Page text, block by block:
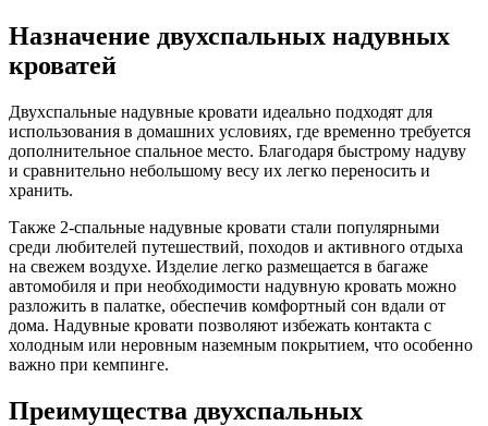
Назначение двухспальных надувных
кроватей
Двухспальные надувные кровати идеально подходят для
использования в домашних условиях, где временно требуется
дополнительное спальное место. Благодаря быстрому надуву
и сравнительно небольшому весу их легко переносить и
хранить.
Также 2-спальные надувные кровати стали популярными
среди любителей путешествий, походов и активного отдыха
на свежем воздухе. Изделие легко размещается в багаже
автомобиля и при необходимости надувную кровать можно
разложить в палатке, обеспечив комфортный сон вдали от
дома. Надувные кровати позволяют избежать контакта с
холодным или неровным наземным покрытием, что особенно
важно при кемпинге.
Преимущества двухспальных